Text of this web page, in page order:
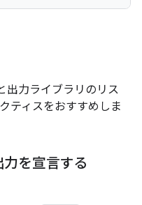
出力ライブラリのリス
ティスをおすすめしま
を宣言する